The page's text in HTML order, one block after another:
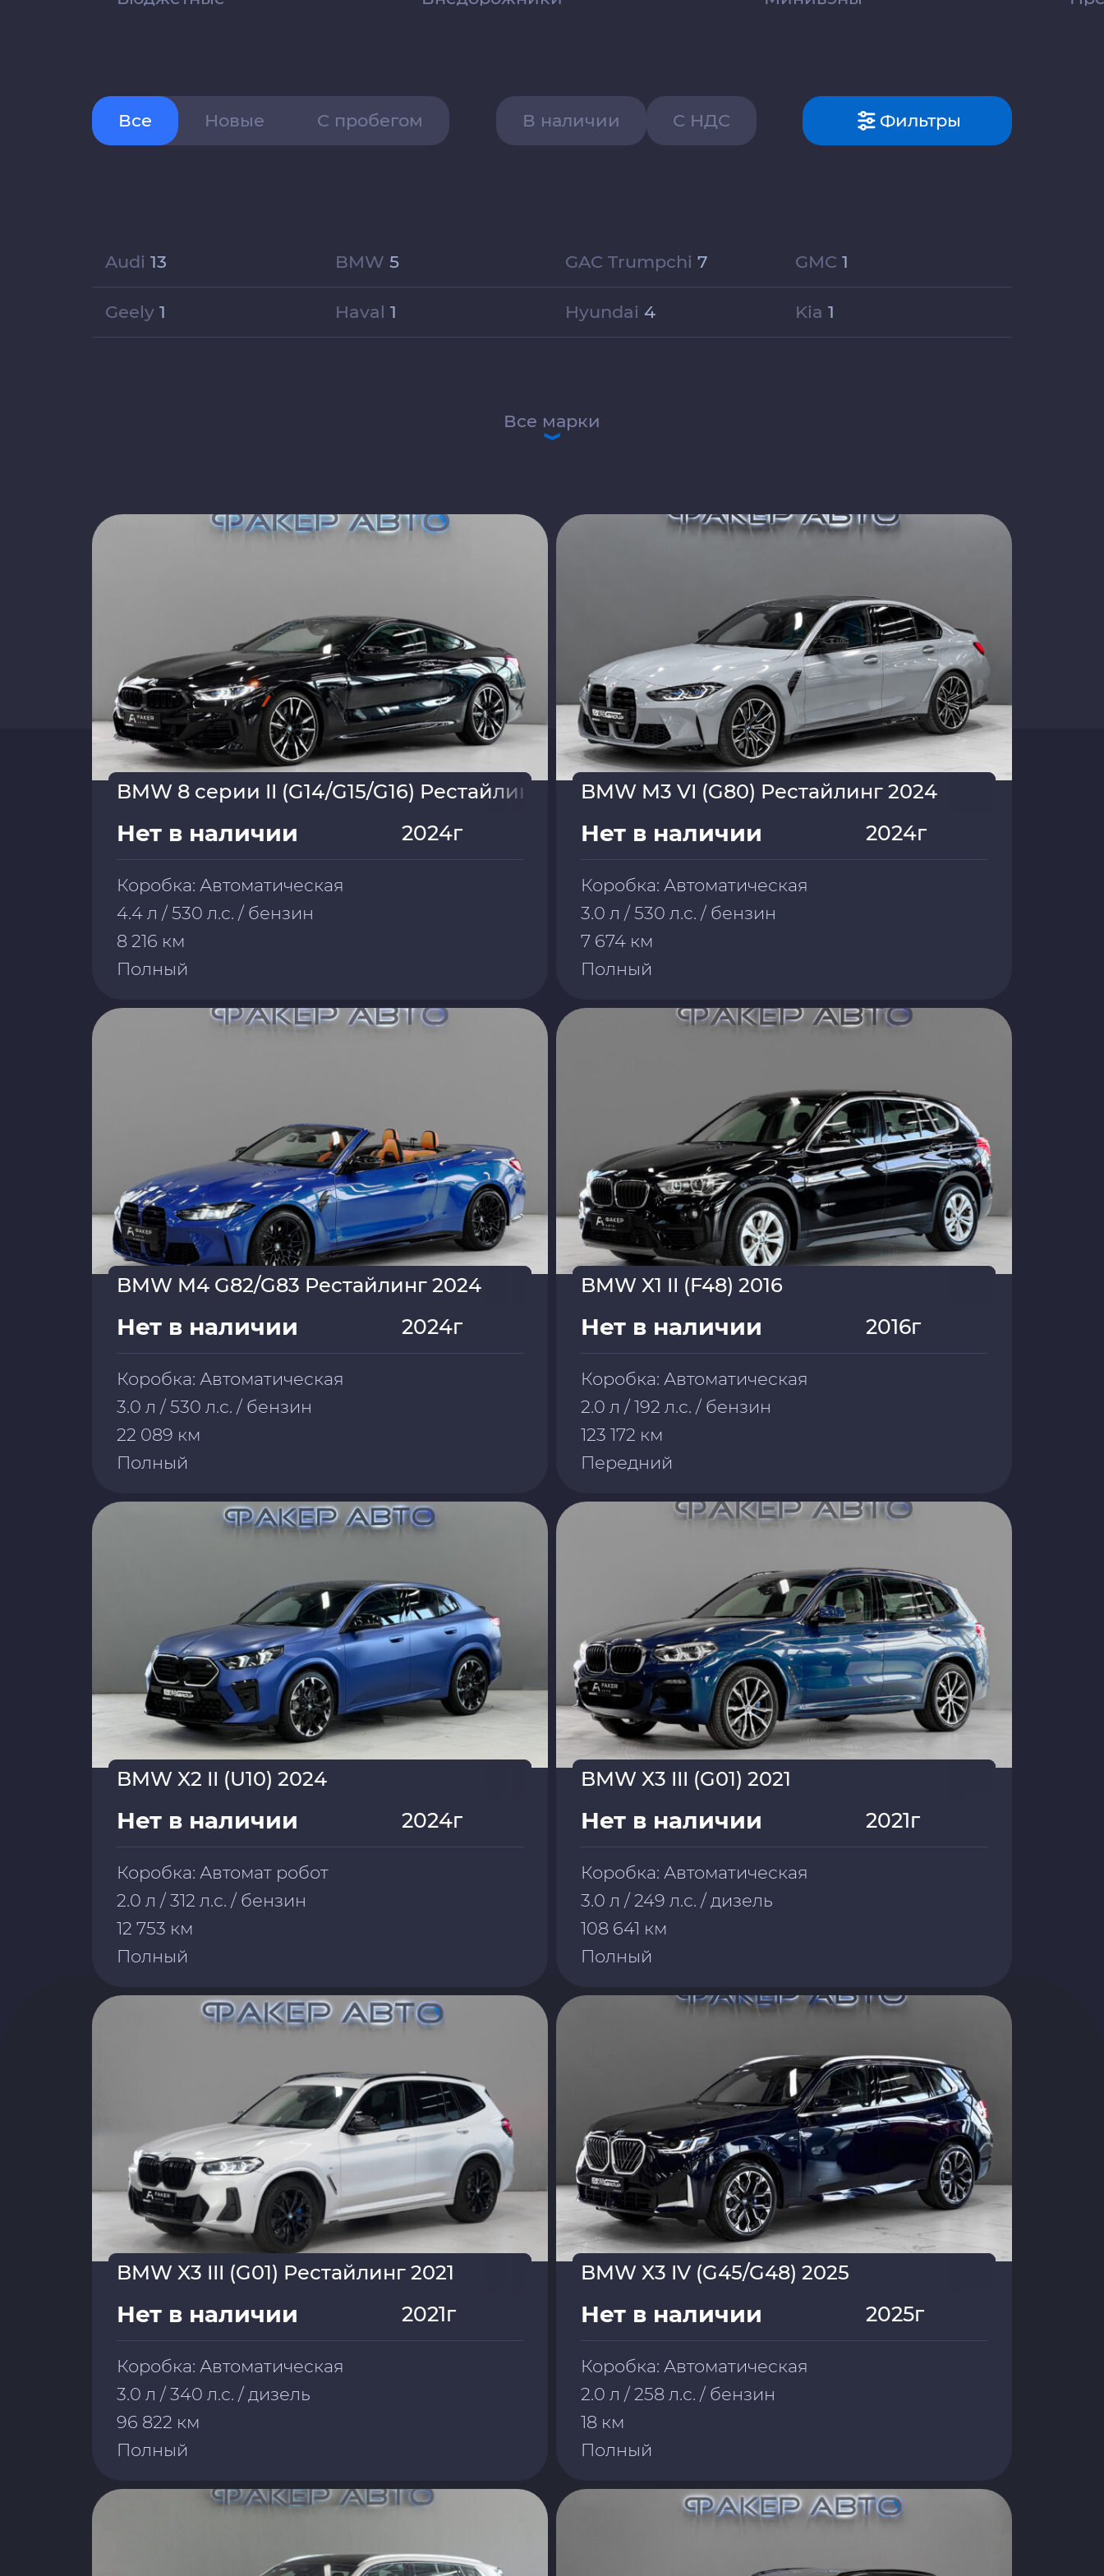
Все Новые С пробегом В наличии С НДС Фильтры
Audi 13 BMW 5 GAC Trumpchi 7 GMC 1
Geely 1 Haval 1 Hyundai 4 Kia 1
Все марки
BMW 8 серии II (G14/G15/G16) Рестайлинг 2024
Нет в наличии 2024г
Коробка: Автоматическая
4.4 л / 530 л.с. / бензин
8 216 км
Полный
BMW M3 VI (G80) Рестайлинг 2024
Нет в наличии 2024г
Коробка: Автоматическая
3.0 л / 530 л.с. / бензин
7 674 км
Полный
BMW M4 G82/G83 Рестайлинг 2024
Нет в наличии 2024г
Коробка: Автоматическая
3.0 л / 530 л.с. / бензин
22 089 км
Полный
BMW X1 II (F48) 2016
Нет в наличии 2016г
Коробка: Автоматическая
2.0 л / 192 л.с. / бензин
123 172 км
Передний
BMW X2 II (U10) 2024
Нет в наличии 2024г
Коробка: Автомат робот
2.0 л / 312 л.с. / бензин
12 753 км
Полный
BMW X3 III (G01) 2021
Нет в наличии 2021г
Коробка: Автоматическая
3.0 л / 249 л.с. / дизель
108 641 км
Полный
BMW X3 III (G01) Рестайлинг 2021
Нет в наличии 2021г
Коробка: Автоматическая
3.0 л / 340 л.с. / дизель
96 822 км
Полный
BMW X3 IV (G45/G48) 2025
Нет в наличии 2025г
Коробка: Автоматическая
2.0 л / 258 л.с. / бензин
18 км
Полный